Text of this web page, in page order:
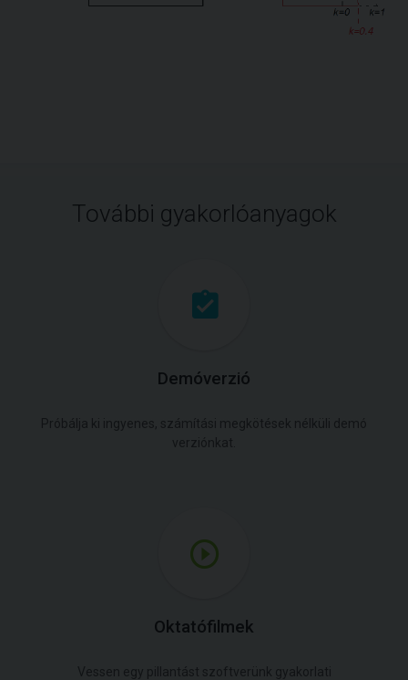
További gyakorlóanyagok
Demóverzió
Próbálja ki ingyenes, számítási megkötések nélküli demó
verziónkat.
Oktatófilmek
Vessen egy pillantást szoftverünk gyakorlati